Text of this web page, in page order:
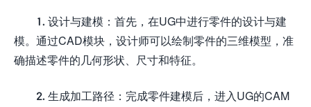
1. 设计与建模：首先，在UG中进行零件的设计与建
模。通过CAD模块，设计师可以绘制零件的三维模型，准
确描述零件的几何形状、尺寸和特征。
2. 生成加工路径：完成零件建模后，进入UG的CAM